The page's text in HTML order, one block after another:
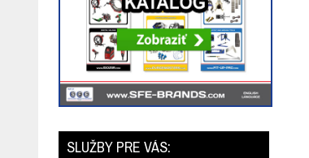
SLUŽBY PRE VÁS: